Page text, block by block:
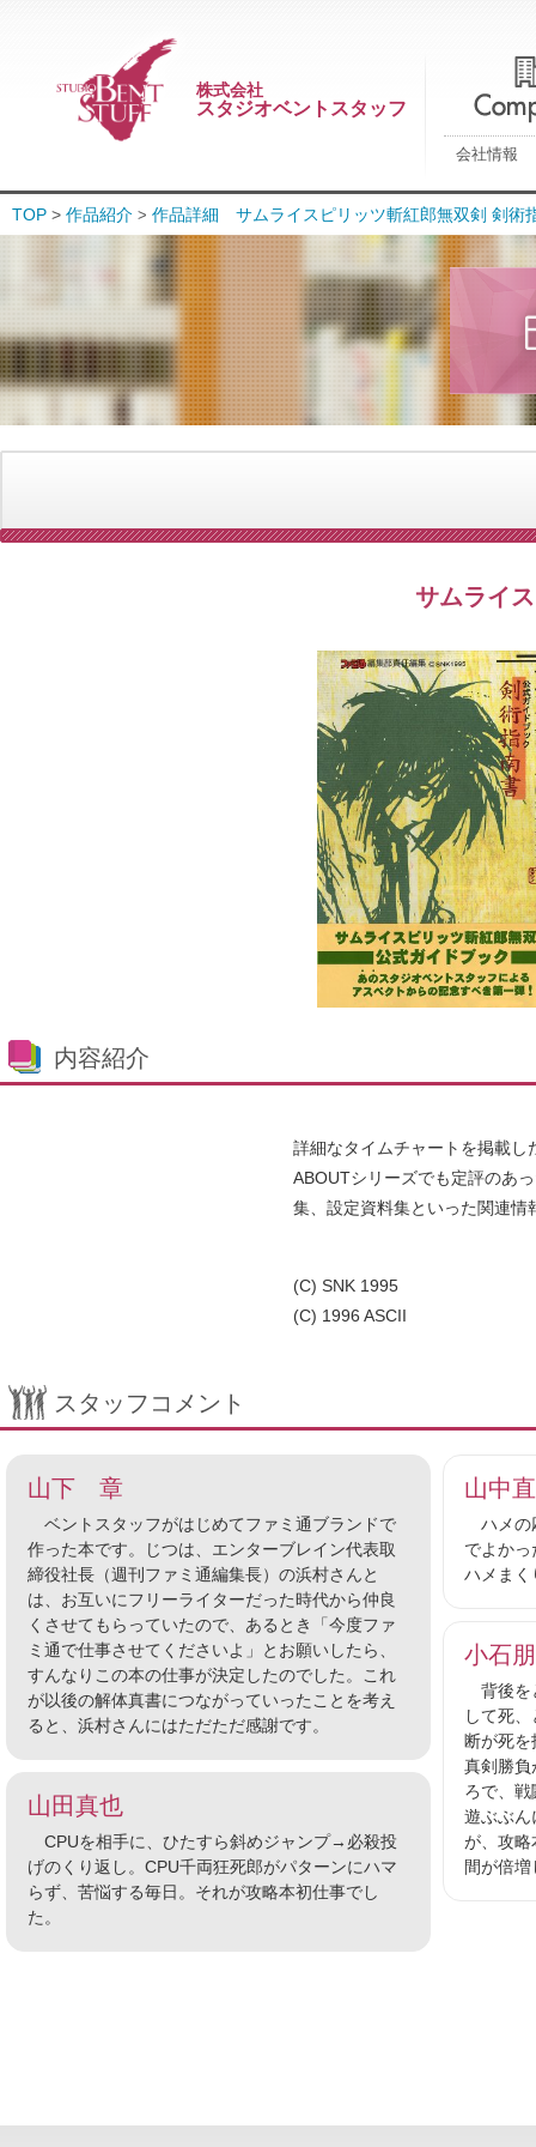
株式会社
スタジオベントスタッフ
会社情報
TOP > 作品紹介 > 作品詳細 サムライスピリッツ斬紅郎無双剣 剣術
サムライ
内容紹介
詳細なタイムチャートを掲載し
ABOUTシリーズでも定評のあ
集、設定資料集といった関連情
(C) SNK 1995
(C) 1996 ASCII
スタッフコメント
山下 章
ベントスタッフがはじめてファミ通ブランドで
作った本です。じつは、エンターブレイン代表取
締役社長（週刊ファミ通編集長）の浜村さんと
は、お互いにフリーライターだった時代から仲良
くさせてもらっていたので、あるとき「今度ファ
ミ通で仕事させてくださいよ」とお願いしたら、
すんなりこの本の仕事が決定したのでした。これ
が以後の解体真書につながっていったことを考え
ると、浜村さんにはただただ感謝です。
山中
ハメの
でよか
ハメまく
小石
背後を
して死
断が死
真剣勝負
ろで、
遊ぶぶん
が、攻略
間が倍
山田真也
CPUを相手に、ひたすら斜めジャンプ→必殺投
げのくり返し。CPU千両狂死郎がパターンにハマ
らず、苦悩する毎日。それが攻略本初仕事でし
た。